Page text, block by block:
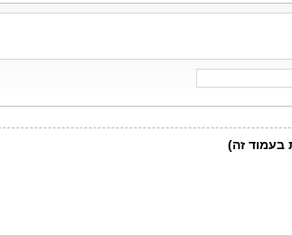
בעמוד זה)